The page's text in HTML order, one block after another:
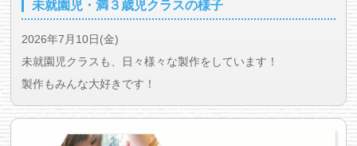
未就園児・満３歳児クラスの様子
2026年7月10日(金)
未就園児クラスも、日々様々な製作をしています！
製作もみんな大好きです！